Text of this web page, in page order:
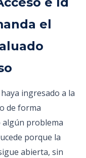
el
ingresado a la
de forma
algún problema
porque la
abierta, sin